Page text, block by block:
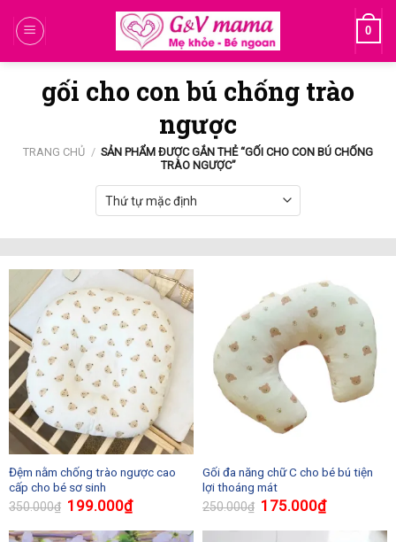
0
gối cho con bú chống trào
ngược
TRANG CHỦ / SẢN PHẨM ĐƯỢC GẮN THẺ “GỐI CHO CON BÚ CHỐNG
TRÀO NGƯỢC”
Đệm nằm chống trào ngược cao
cấp cho bé sơ sinh
350.000₫ 199.000₫
Gối đa năng chữ C cho bé bú tiện
lợi thoáng mát
250.000₫ 175.000₫